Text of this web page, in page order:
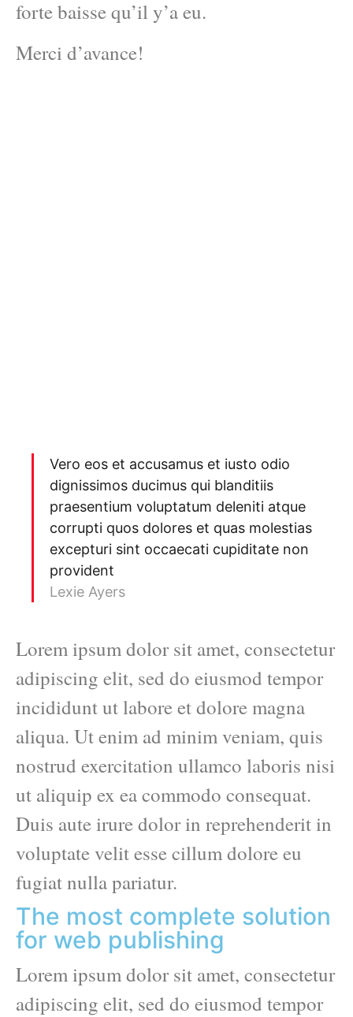
forte baisse qu’il y’a eu.
Merci d’avance!
Vero eos et accusamus et iusto odio
dignissimos ducimus qui blanditiis
praesentium voluptatum deleniti atque
corrupti quos dolores et quas molestias
excepturi sint occaecati cupiditate non
provident
Lexie Ayers
Lorem ipsum dolor sit amet, consectetur
adipiscing elit, sed do eiusmod tempor
incididunt ut labore et dolore magna
aliqua. Ut enim ad minim veniam, quis
nostrud exercitation ullamco laboris nisi
ut aliquip ex ea commodo consequat.
Duis aute irure dolor in reprehenderit in
voluptate velit esse cillum dolore eu
fugiat nulla pariatur.
The most complete solution
for web publishing
Lorem ipsum dolor sit amet, consectetur
adipiscing elit, sed do eiusmod tempor